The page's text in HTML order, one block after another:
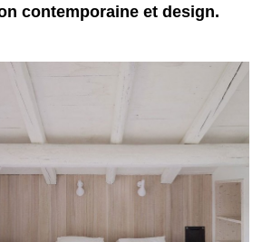
contemporaine et design.